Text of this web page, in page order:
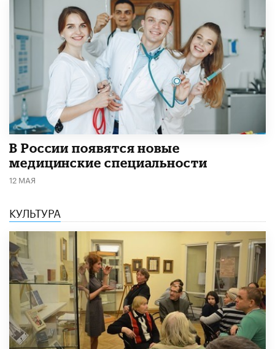
В России появятся новые
медицинские специальности
12 МАЯ
КУЛЬТУРА